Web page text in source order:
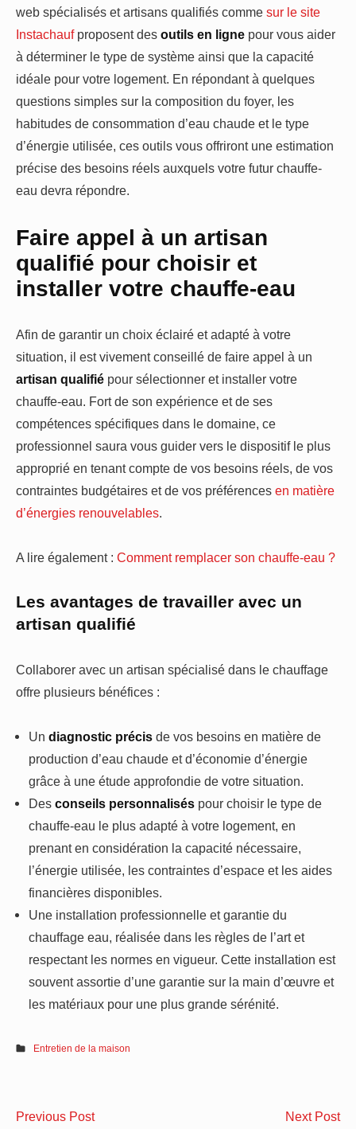
web spécialisés et artisans qualifiés comme sur le site
Instachaufproposent des outils en ligne pour vous aider
à déterminer le type de système ainsi que la capacité
idéale pour votre logement. En répondant à quelques
questions simples sur la composition du foyer, les
habitudes de consommation d’eau chaude et le type
d’énergie utilisée, ces outils vous offriront une estimation
précise des besoins réels auxquels votre futur chauffe-
eau devra répondre.
Faire appel à un artisan
qualifié pour choisir et
installer votre chauffe-eau
Afin de garantir un choix éclairé et adapté à votre
situation, il est vivement conseillé de faire appel à un
artisan qualifié pour sélectionner et installer votre
chauffe-eau. Fort de son expérience et de ses
compétences spécifiques dans le domaine, ce
professionnel saura vous guider vers le dispositif le plus
approprié en tenant compte de vos besoins réels, de vos
contraintes budgétaires et de vos préférences en matière
d’énergies renouvelables.
A lire également : Comment remplacer son chauffe-eau ?
Les avantages de travailler avec un
artisan qualifié
Collaborer avec un artisan spécialisé dans le chauffage
offre plusieurs bénéfices :
Undiagnostic précis de vos besoins en matière de
production d’eau chaude et d’économie d’énergie
grâce à une étude approfondie de votre situation.
Desconseils personnalisés pour choisir le type de
chauffe-eau le plus adapté à votre logement, en
prenant en considération la capacité nécessaire,
l’énergie utilisée, les contraintes d’espace et les aides
financières disponibles.
Une installation professionnelle et garantie du
chauffage eau, réalisée dans les règles de l’art et
respectant les normes en vigueur. Cette installation est
souvent assortie d’une garantie sur la main d’œuvre et
les matériaux pour une plus grande sérénité.
Entretien de la maison
Navigation
Previous PostChambre Next Post